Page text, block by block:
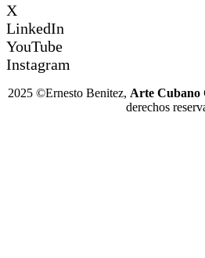
X
LinkedIn
YouTube
Instagram
2025 ©Ernesto Benitez, Arte Cubano
derechos